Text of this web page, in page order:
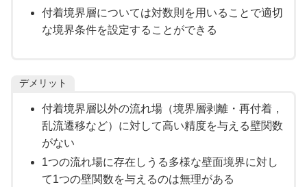
付着境界層については対数則を用いることで適切
な境界条件を設定することができる
デメリット
付着境界層以外の流れ場（境界層剥離・再付着，
乱流遷移など）に対して高い精度を与える壁関数
がない
1つの流れ場に存在しうる多様な壁面境界に対し
て1つの壁関数を与えるのは無理がある